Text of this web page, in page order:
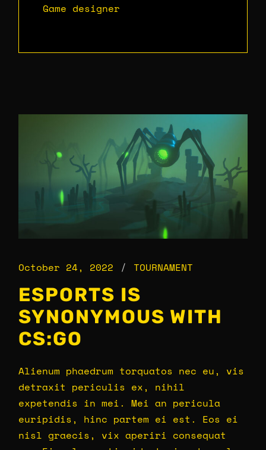
Game designer
October 24, 2022 TOURNAMENT
ESPORTS IS
SYNONYMOUS WITH
CS:GO
Alienum phaedrum torquatos nec eu, vis
detraxit periculis ex, nihil
expetendis in mei. Mei an pericula
euripidis, hinc partem ei est. Eos ei
nisl graecis, vix aperiri consequat